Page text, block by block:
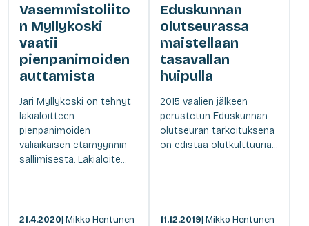
Vasemmistoliito
n Myllykoski
vaatii
pienpanimoiden
auttamista
Jari Myllykoski on tehnyt
lakialoitteen
pienpanimoiden
väliaikaisen etämyynnin
sallimisesta. Lakialoite...
21.4.2020| Mikko Hentunen
Eduskunnan
olutseurassa
maistellaan
tasavallan
huipulla
2015 vaalien jälkeen
perustetun Eduskunnan
olutseuran tarkoituksena
on edistää olutkulttuuria...
11.12.2019| Mikko Hentunen